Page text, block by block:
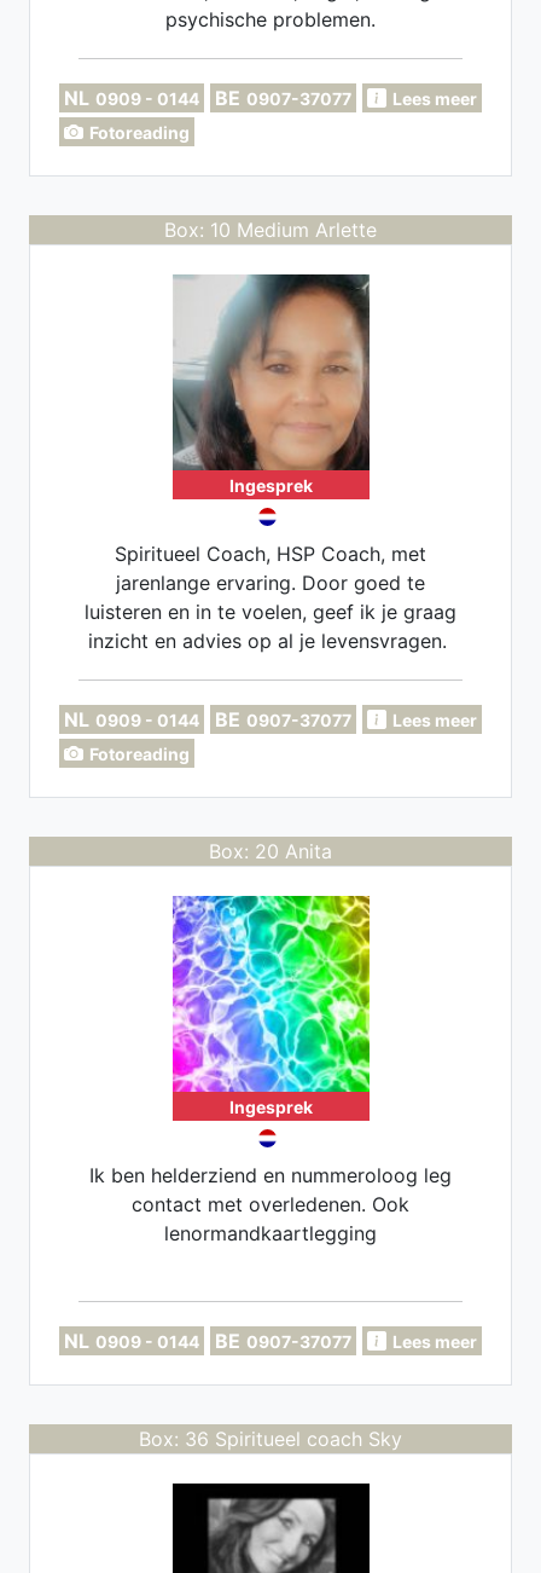
psychische problemen.
NL 0909 - 0144 BE 0907-37077
Lees meer
Fotoreading
Box: 10 Medium Arlette
Ingesprek
Spiritueel Coach, HSP Coach, met
jarenlange ervaring. Door goed te
luisteren en in te voelen, geef ik je graag
inzicht en advies op al je levensvragen.
NL 0909 - 0144 BE 0907-37077
Lees meer
Fotoreading
Box: 20 Anita
Ingesprek
Ik ben helderziend en nummeroloog leg
contact met overledenen. Ook
lenormandkaartlegging
NL 0909 - 0144 BE 0907-37077 Lees meer
Box: 36 Spiritueel coach Sky